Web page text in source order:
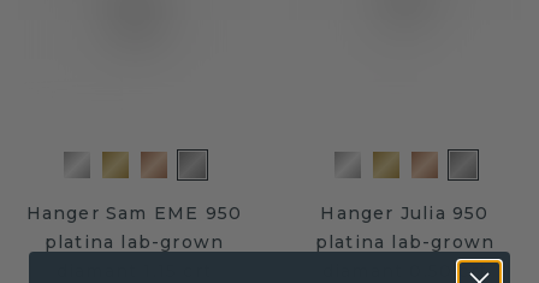
Hanger Sam EME 950
platina lab-grown
Hanger Julia 950
platina lab-grown
diamant 0.50 crt